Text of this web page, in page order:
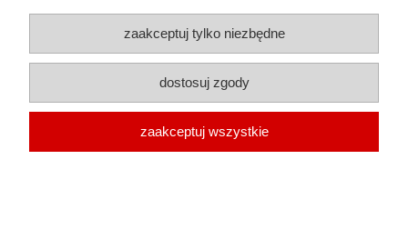
Kluber Microlube GB 00 1 kg x 6
zaakceptuj tylko niezbędne
dostosuj zgody
zaakceptuj wszystkie